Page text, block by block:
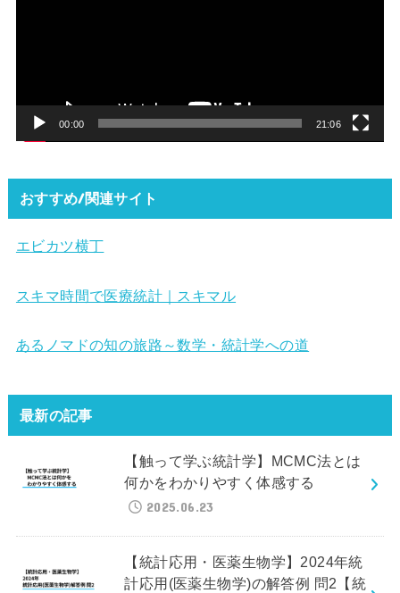
00:00 21:06
おすすめ/関連サイト
エビカツ横丁
スキマ時間で医療統計｜スキマル
あるノマドの知の旅路～数学・統計学への道
最新の記事
【触って学ぶ統計学】MCMC法とは
何かをわかりやすく体感する
2025.06.23
【統計応用・医薬生物学】2024年統
計応用(医薬生物学)の解答例 問2【統